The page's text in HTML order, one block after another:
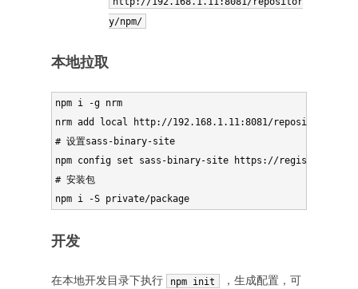
y/npm/
本地拉取
npm i -g nrm
nrm add local http://192.168.1.11:8081/repository/npm
# 设置sass-binary-site
npm config set sass-binary-site https://
# 安装包
npm i -S private/package
开发
在本地开发目录下执行 npm init
，生成配置，可